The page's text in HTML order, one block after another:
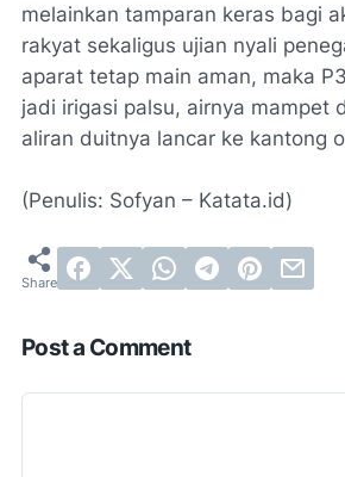
melainkan tamparan keras bagi
rakyat sekaligus ujian nyali
aparat tetap main aman, maka
jadi irigasi palsu, airnya mampet
aliran duitnya lancar ke kantong
(Penulis: Sofyan – Katata.id)
Post a Comment